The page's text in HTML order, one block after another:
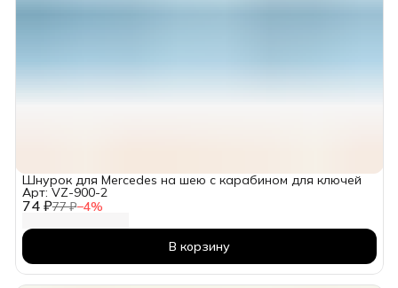
74 ₽77 ₽−4%
Шнурок для Mercedes на шею с карабином для ключей
Арт: VZ-900-2
В корзину